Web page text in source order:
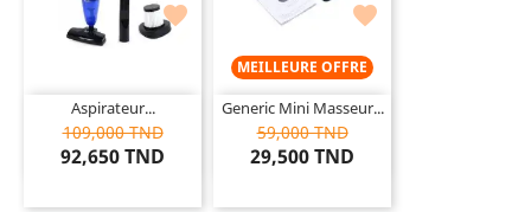

Aspirateur...
109,000 TND
92,650 TND

MEILLEURE OFFRE
Generic Mini Masseur...
59,000 TND
29,500 TND